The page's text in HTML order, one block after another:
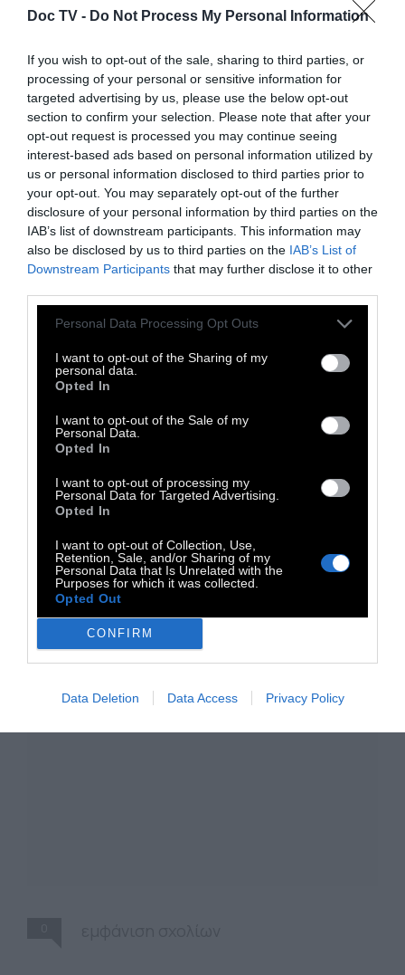
Doc TV - Do Not Process My Personal Information
If you wish to opt-out of the sale, sharing to third parties, or
processing of your personal or sensitive information for
targeted advertising by us, please use the below opt-out
section to confirm your selection. Please note that after your
opt-out request is processed you may continue seeing
interest-based ads based on personal information utilized by
us or personal information disclosed to third parties prior to
your opt-out. You may separately opt-out of the further
disclosure of your personal information by third parties on the
IAB’s list of downstream participants. This information may
also be disclosed by us to third parties on the IAB’s List of
Downstream Participants that may further disclose it to other
Personal Data Processing Opt Outs
I want to opt-out of the Sharing of my
personal data.
Opted In
I want to opt-out of the Sale of my
Personal Data.
Opted In
I want to opt-out of processing my
Personal Data for Targeted Advertising.
Opted In
I want to opt-out of Collection, Use,
Retention, Sale, and/or Sharing of my
Personal Data that Is Unrelated with the
Purposes for which it was collected.
Opted Out
CONFIRM
Data Deletion Data Access Privacy Policy
Κέντρο Γυναικών, ενός μη κερδοσκοπικού
οργανισμού με έδρα τη Θεσσαλονίκη, μετά
την ομοφοβική επίθεση, που έγινε τον
περασμένο Μάρτιο στην πλ. Αριστοτέλους,
σε δύο άτομα της ΛΟΑΤΚΙ κοινότητας, τα
οποία βρήκαν καταφύγιο σε εστιατόριο.
Η ανακοίνωση έγινε χθες σε εκδήλωση
παρουσίασης της καμπάνιας
#SheChangeSpeak: Η Θεσσαλονίκη Υψώνει
τη Φωνή της κατά της Έμφυλης Βίας που
διοργάνωσαν ο δήμος Θεσσαλονίκης και η
Facebookγια να βλέπετε τα άρθρα που σας
ενδιαφέρουν
TAGS: